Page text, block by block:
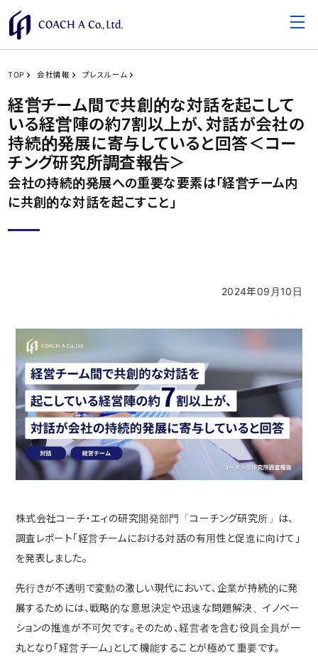
TOP 会社情報 プレスルーム
経営チーム間で共創的な対話を起こして
いる経営陣の約7割以上が、対話が会社の
持続的発展に寄与していると回答＜コー
チング研究所調査報告＞
会社の持続的発展への重要な要素は「経営チーム内
に共創的な対話を起こすこと」
2024年09月10日
株式会社コーチ・エィの研究開発部門「コーチング研究所」は、
調査レポート「経営チームにおける対話の有用性と促進に向けて」
を発表しました。
先行きが不透明で変動の激しい現代において、企業が持続的に発
展するためには、戦略的な意思決定や迅速な問題解決、イノベー
ションの推進が不可欠です。そのため、経営者を含む役員全員が一
丸となり「経営チーム」として機能することが極めて重要です。